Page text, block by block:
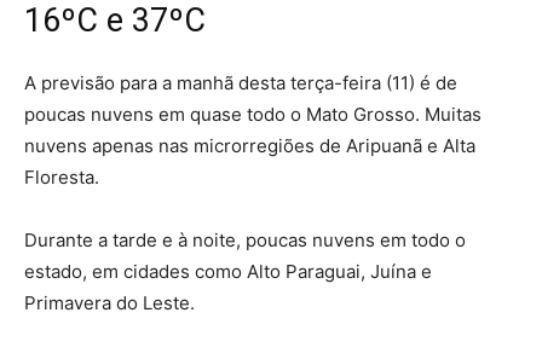
16ºC e 37ºC
A previsão para a manhã desta terça-feira (11) é de
poucas nuvens em quase todo o Mato Grosso. Muitas
nuvens apenas nas microrregiões de Aripuanã e Alta
Floresta.
Durante a tarde e à noite, poucas nuvens em todo o
estado, em cidades como Alto Paraguai, Juína e
Primavera do Leste.